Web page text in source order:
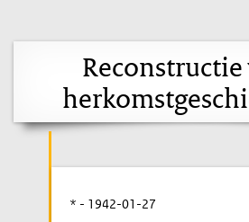
Reconstructie
* - 1942-01-27